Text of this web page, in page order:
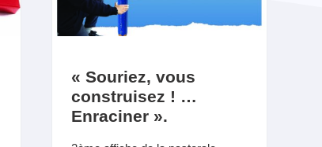
« Souriez, vous
construisez ! …
Enraciner ».